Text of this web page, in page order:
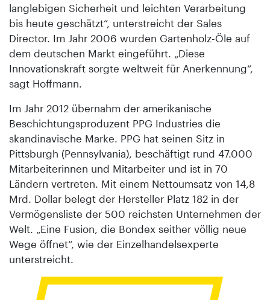
langlebigen Sicherheit und leichten Verarbeitung
bis heute geschätzt“, unterstreicht der Sales
Director. Im Jahr 2006 wurden Gartenholz-Öle auf
dem deutschen Markt eingeführt. „Diese
Innovationskraft sorgte weltweit für Anerkennung“,
sagt Hoffmann.
Im Jahr 2012 übernahm der amerikanische
Beschichtungsproduzent PPG Industries die
skandinavische Marke. PPG hat seinen Sitz in
Pittsburgh (Pennsylvania), beschäftigt rund 47.000
Mitarbeiterinnen und Mitarbeiter und ist in 70
Ländern vertreten. Mit einem Nettoumsatz von 14,8
Mrd. Dollar belegt der Hersteller Platz 182 in der
Vermögensliste der 500 reichsten Unternehmen der
Welt. „Eine Fusion, die Bondex seither völlig neue
Wege öffnet“, wie der Einzelhandelsexperte
unterstreicht.